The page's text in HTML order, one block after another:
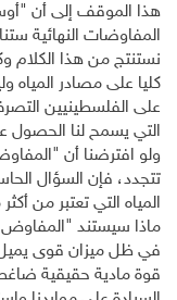
هذا الموقف إلى أن
المفاوضات النهائية
نستنتج من هذا
كليا على مصادر المياه
على الفلسطينيين
التي يسمح لنا الحصول
ولو افترضنا أن
تتجدد، فإن السؤال
المياه التي تعتبر من
ماذا سيستند
في ظل ميزان قوى يميل
قوة مادية حقيقية